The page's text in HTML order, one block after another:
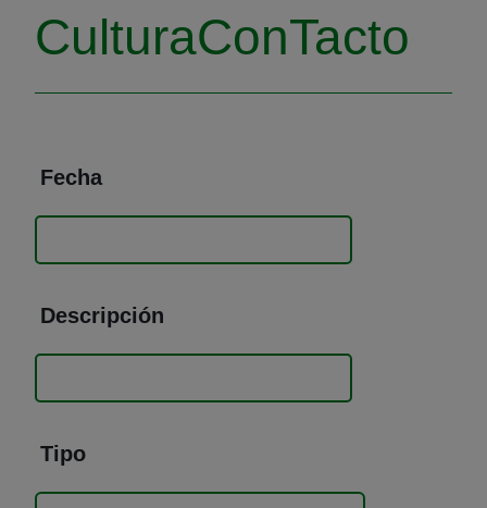
CulturaConTacto
Fecha
Descripción
Tipo